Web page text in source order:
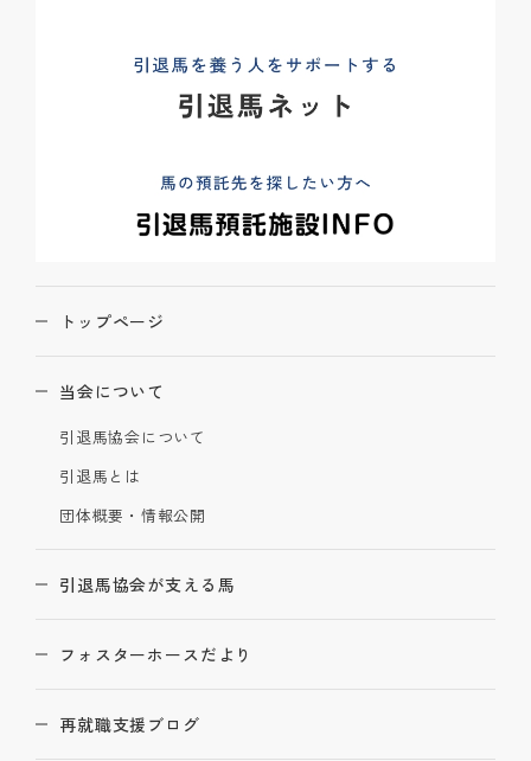
トップページ
当会について
引退馬協会について
引退馬とは
団体概要・情報公開
引退馬協会が支える馬
フォスターホースだより
再就職支援ブログ